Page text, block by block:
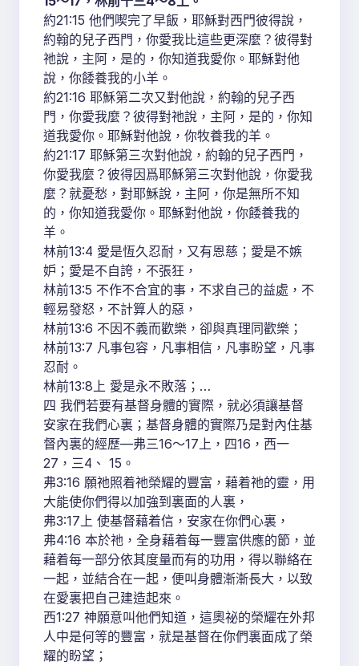
約21:15 他們喫完了早飯，耶穌對西門彼得說，
約翰的兒子西門，你愛我比這些更深麼？彼得對
祂說，主阿，是的，你知道我愛你。耶穌對他
說，你餧養我的小羊。
約21:16 耶穌第二次又對他說，約翰的兒子西
門，你愛我麼？彼得對祂說，主阿，是的，你知
道我愛你。耶穌對他說，你牧養我的羊。
約21:17 耶穌第三次對他說，約翰的兒子西門，
你愛我麼？彼得因爲耶穌第三次對他說，你愛我
麼？就憂愁，對耶穌說，主阿，你是無所不知
的，你知道我愛你。耶穌對他說，你餧養我的
羊。
林前13:4 愛是恆久忍耐，又有恩慈；愛是不嫉
妒；愛是不自誇，不張狂，
林前13:5 不作不合宜的事，不求自己的益處，不
輕易發怒，不計算人的惡，
林前13:6 不因不義而歡樂，卻與真理同歡樂；
林前13:7 凡事包容，凡事相信，凡事盼望，凡事
忍耐。
林前13:8上 愛是永不敗落；…
四 我們若要有基督身體的實際，就必須讓基督
安家在我們心裏；基督身體的實際乃是對內住基
督內裏的經歷—弗三16～17上，四16，西一
27，三4、 15。
弗3:16 願祂照着祂榮耀的豐富，藉着祂的靈，用
大能使你們得以加強到裏面的人裏，
弗3:17上 使基督藉着信，安家在你們心裏，
弗4:16 本於祂，全身藉着每一豐富供應的節，並
藉着每一部分依其度量而有的功用，得以聯絡在
一起，並結合在一起，便叫身體漸漸長大，以致
在愛裏把自己建造起來。
西1:27 神願意叫他們知道，這奧祕的榮耀在外邦
人中是何等的豐富，就是基督在你們裏面成了榮
耀的盼望；